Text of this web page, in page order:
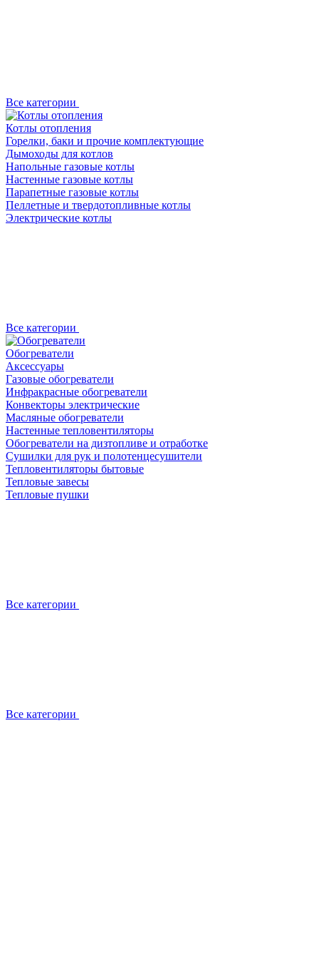
Все категории
Котлы отопления
Горелки, баки и прочие комплектующие
Дымоходы для котлов
Напольные газовые котлы
Настенные газовые котлы
Парапетные газовые котлы
Пеллетные и твердотопливные котлы
Электрические котлы
Все категории
Обогреватели
Аксессуары
Газовые обогреватели
Инфракрасные обогреватели
Конвекторы электрические
Масляные обогреватели
Настенные тепловентиляторы
Обогреватели на дизтопливе и отработке
Сушилки для рук и полотенцесушители
Тепловентиляторы бытовые
Тепловые завесы
Тепловые пушки
Все категории
Все категории